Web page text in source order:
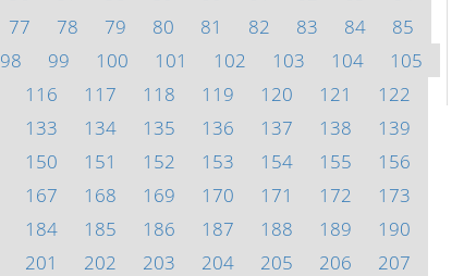
77 78 79 80 81 82 83 84
85
98 99 100 101 102 103 104
105
116 117 118 119 120 121
122
133 134 135 136 137 138
139
150 151 152 153 154 155
156
167 168 169 170 171 172
173
184 185 186 187 188 189
190
201 202 203 204 205 206
207